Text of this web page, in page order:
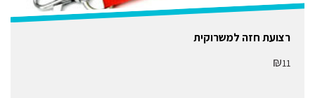
רצועת חזה למשרוקית
₪11